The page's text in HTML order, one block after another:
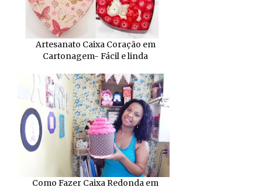
Artesanato Caixa Coração em
Cartonagem- Fácil e linda
Como Fazer Caixa Redonda em